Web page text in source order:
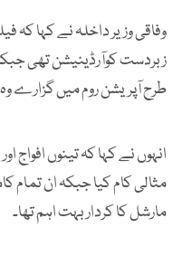
وفاقی وزیر داخلہ نے کہا کہ
طرح آپریشن روم میں گزارے
انہوں نے کہا کہ تینوں افواج
مثالی کام کیا جبکہ ان تمام
مارشل کا کردار بہت اہم تھا۔